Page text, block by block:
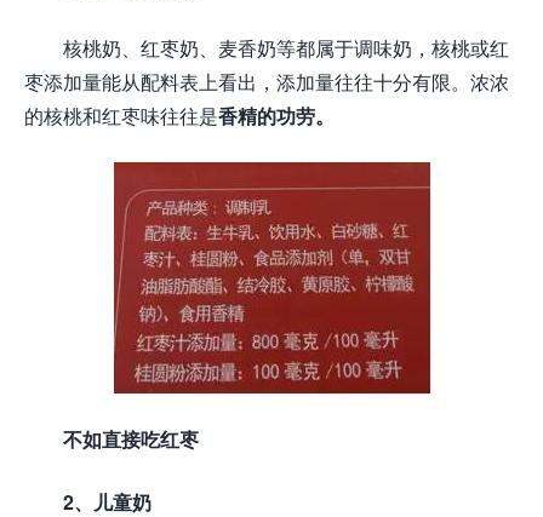
核桃奶、红枣奶、麦香奶等都属于调味奶，核桃或红
枣添加量能从配料表上看出，添加量往往十分有限。浓浓
的核桃和红枣味往往是香精的功劳。
不如直接吃红枣
2、儿童奶